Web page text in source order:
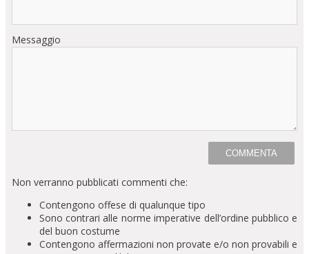
Messaggio
Non verranno pubblicati commenti che:
Contengono offese di qualunque tipo
Sono contrari alle norme imperative dell’ordine pubblico e
del buon costume
Contengono affermazioni non provate e/o non provabili e